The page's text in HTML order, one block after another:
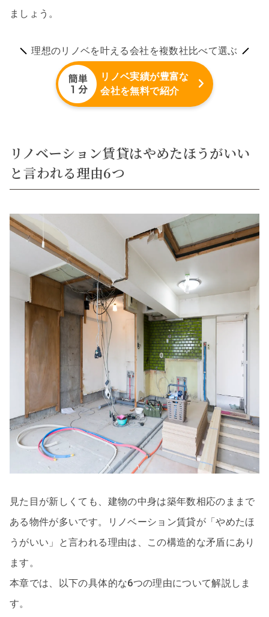
ましょう。
理想のリノベを叶える会社を複数社比べて選ぶ
リノベ実績が豊富な
会社を無料で紹介
リノベーション賃貸はやめたほうがいい
と言われる理由6つ
見た目が新しくても、建物の中身は築年数相応のままで
ある物件が多いです。リノベーション賃貸が「やめたほ
うがいい」と言われる理由は、この構造的な矛盾にあり
ます。
本章では、以下の具体的な6つの理由について解説しま
す。